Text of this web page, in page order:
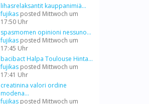
lihasrelaksantit kauppanimiä...
fujikas posted Mittwoch um
17:50 Uhr
spasmomen opinioni nessuno...
fujikas posted Mittwoch um
17:45 Uhr
bacibact Halpa Toulouse Hinta...
fujikas posted Mittwoch um
17:41 Uhr
creatinina valori ordine
modena...
fujikas posted Mittwoch um